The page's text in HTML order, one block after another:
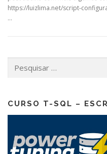
https://luizlima.net/script-
…
por:
CURSO T-SQL –